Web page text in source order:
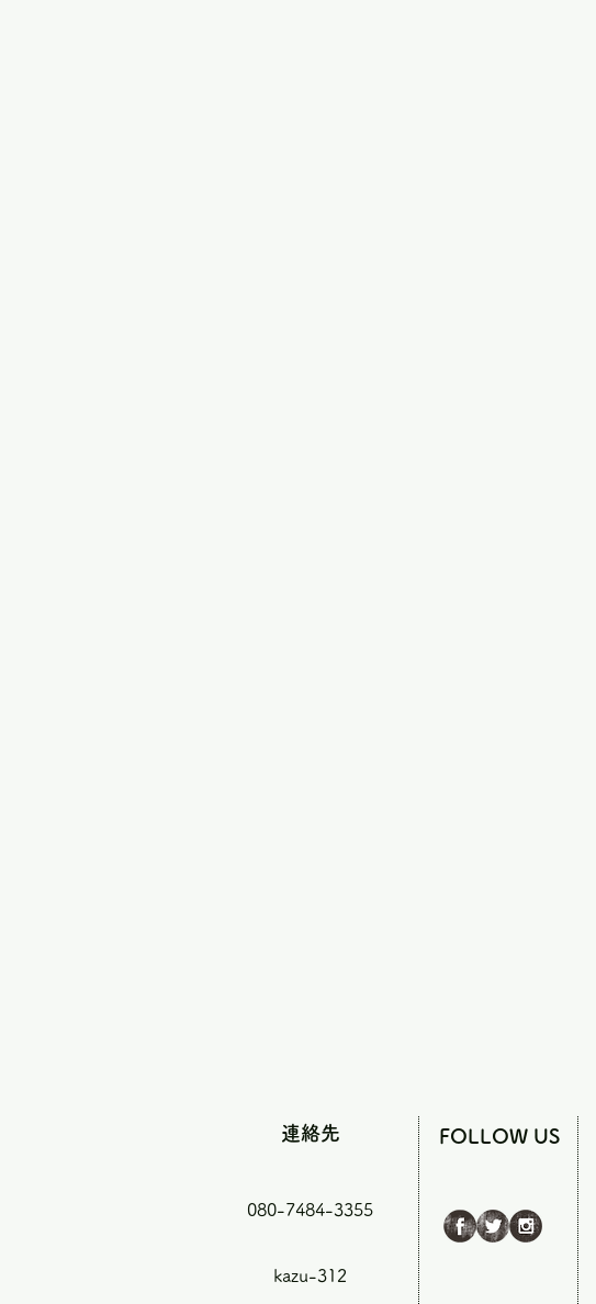
連絡先
080-7484-3355
kazu-312
FOLLOW US